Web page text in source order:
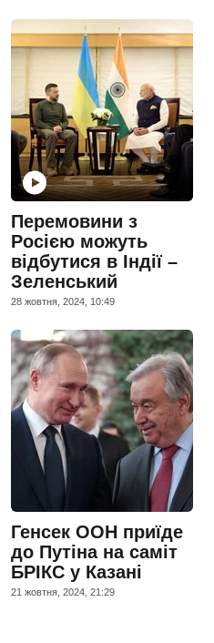
Перемовини з
Росією можуть
відбутися в Індії –
Зеленський
28 жовтня, 2024, 10:49
Генсек ООН приїде
до Путіна на саміт
БРІКС у Казані
21 жовтня, 2024, 21:29